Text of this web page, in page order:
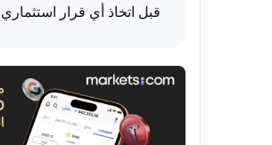
قبل اتخاذ أي قرار